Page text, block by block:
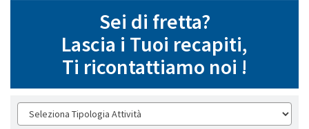
Sei di fretta?
Lascia i Tuoi recapiti,
Ti ricontattiamo noi !